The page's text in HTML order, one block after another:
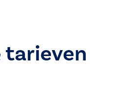
tarieven